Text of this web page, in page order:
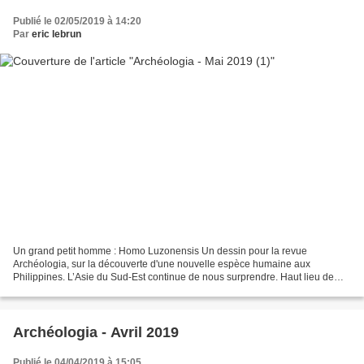
Publié le 02/05/2019 à 14:20
Par eric lebrun
Un grand petit homme : Homo Luzonensis Un dessin pour la revue
Archéologia, sur la découverte d'une nouvelle espèce humaine aux
Philippines. L’Asie du Sud-Est continue de nous surprendre. Haut lieu de
Archéologia - Avril 2019